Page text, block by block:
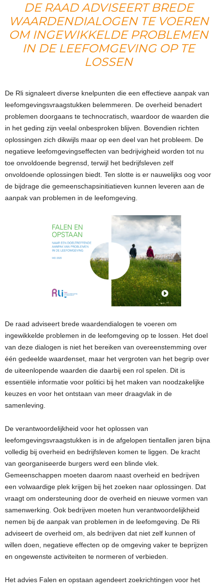
DE RAAD ADVISEERT BREDE
WAARDENDIALOGEN TE VOEREN
OM INGEWIKKELDE PROBLEMEN
IN DE LEEFOMGEVING OP TE
LOSSEN
De Rli signaleert diverse knelpunten die een effectieve aanpak van
leefomgevingsvraagstukken belemmeren. De overheid benadert
problemen doorgaans te technocratisch, waardoor de waarden die
in het geding zijn veelal onbesproken blijven. Bovendien richten
oplossingen zich dikwijls maar op een deel van het probleem. De
negatieve leefomgevingseffecten van bedrijvigheid worden tot nu
toe onvoldoende begrensd, terwijl het bedrijfsleven zelf
onvoldoende oplossingen biedt. Ten slotte is er nauwelijks oog voor
de bijdrage die gemeenschapsinitiatieven kunnen leveren aan de
aanpak van problemen in de leefomgeving.
De raad adviseert brede waardendialogen te voeren om
ingewikkelde problemen in de leefomgeving op te lossen. Het doel
van deze dialogen is niet het bereiken van overeenstemming over
één gedeelde waardenset, maar het vergroten van het begrip over
de uiteenlopende waarden die daarbij een rol spelen. Dit is
essentiële informatie voor politici bij het maken van noodzakelijke
keuzes en voor het ontstaan van meer draagvlak in de
samenleving.
De verantwoordelijkheid voor het oplossen van
leefomgevingsvraagstukken is in de afgelopen tientallen jaren bijna
volledig bij overheid en bedrijfsleven komen te liggen. De kracht
van georganiseerde burgers werd een blinde vlek.
Gemeenschappen moeten daarom naast overheid en bedrijven
een volwaardige plek krijgen bij het zoeken naar oplossingen. Dat
vraagt om ondersteuning door de overheid en nieuwe vormen van
samenwerking. Ook bedrijven moeten hun verantwoordelijkheid
nemen bij de aanpak van problemen in de leefomgeving. De Rli
adviseert de overheid om, als bedrijven dat niet zelf kunnen of
willen doen, negatieve effecten op de omgeving vaker te beprijzen
en ongewenste activiteiten te normeren of verbieden.
Het advies Falen en opstaan agendeert zoekrichtingen voor het